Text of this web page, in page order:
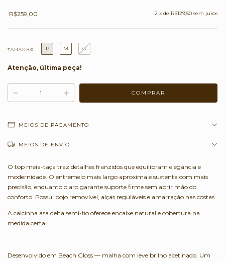
R$259,00 2 x de R$129,50 sem juros
TAMANHO P M G
Atenção, última peça!
MEIOS DE PAGAMENTO
MEIOS DE ENVIO
O top meia-taça traz detalhes franzidos que equilibram elegância e
modernidade. O entremeio mais largo aproxima e sustenta com mais
precisão, enquanto o aro garante suporte firme sem abrir mão do
conforto. Possui bojo removível, alças reguláveis e amarração nas costas.
A calcinha asa delta semi-fio oferece encaixe natural e cobertura na
medida certa.
Desenvolvido em Beach Gloss — malha com leve brilho acetinado. Um